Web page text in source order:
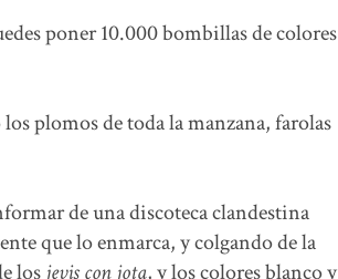
poner 10.000 bombillas de colores
plomos de toda la manzana, farolas
de una discoteca clandestina
que lo enmarca, y colgando de la
losjevis con jota, y los colores blanco y